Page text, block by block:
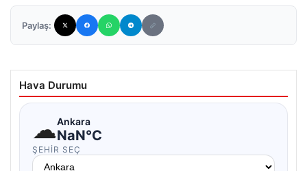
Paylaş:
Hava Durumu
☁Ankara
NaN°C
ŞEHIR SEÇ